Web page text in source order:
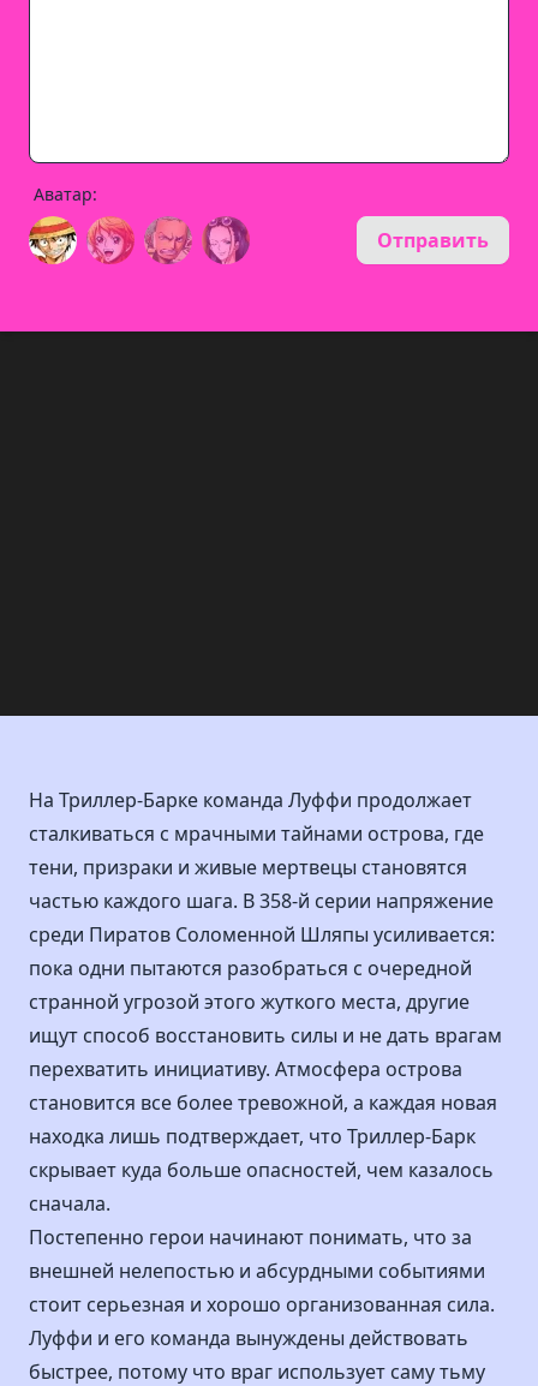
Аватар:
Отправить
На Триллер-Барке команда Луффи продолжает
сталкиваться с мрачными тайнами острова, где
тени, призраки и живые мертвецы становятся
частью каждого шага. В 358-й серии напряжение
среди Пиратов Соломенной Шляпы усиливается:
пока одни пытаются разобраться с очередной
странной угрозой этого жуткого места, другие
ищут способ восстановить силы и не дать врагам
перехватить инициативу. Атмосфера острова
становится все более тревожной, а каждая новая
находка лишь подтверждает, что Триллер-Барк
скрывает куда больше опасностей, чем казалось
сначала.
Постепенно герои начинают понимать, что за
внешней нелепостью и абсурдными событиями
стоит серьезная и хорошо организованная сила.
Луффи и его команда вынуждены действовать
быстрее, потому что враг использует саму тьму